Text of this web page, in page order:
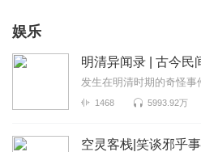
娱乐
明清异闻录 | 古今民
发生在明清时期的奇怪事
1468 5993.92万
空灵客栈|笑谈邪乎事